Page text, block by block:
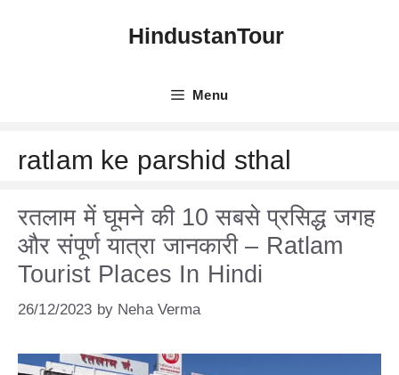
HindustanTour
Menu
ratlam ke parshid sthal
रतलाम में घूमने की 10 सबसे प्रसिद्ध जगह
और संपूर्ण यात्रा जानकारी – Ratlam
Tourist Places In Hindi
26/12/2023 by Neha Verma